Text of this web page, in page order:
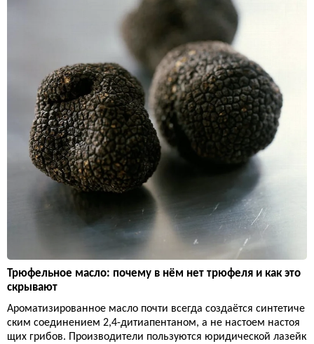
Трюфельное масло: почему в нём нет трюфеля и как это
скрывают
Ароматизированное масло почти всегда создаётся синтетиче
ским соединением 2,4-дитиапентаном, а не настоем настоя
щих грибов. Производители пользуются юридической лазейк